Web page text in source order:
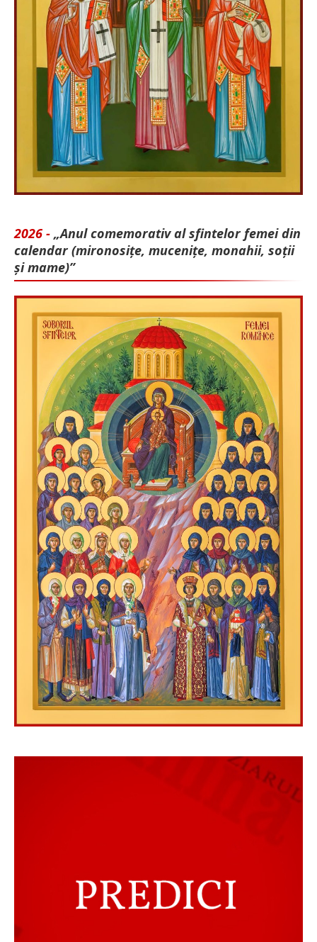
2026 - „Anul comemorativ al sfintelor femei din
calendar (mironosițe, mu­cenițe, monahii, soții
și mame)”